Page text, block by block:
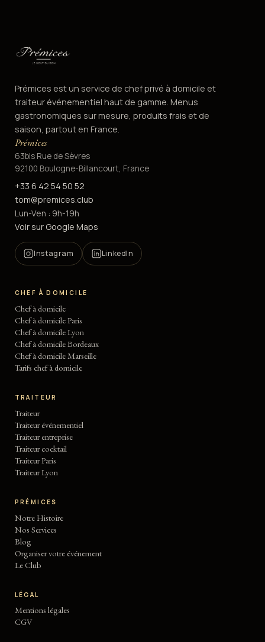
Prémices est un service de chef privé à domicile et
traiteur événementiel haut de gamme. Menus
gastronomiques sur mesure, produits frais et de
saison, partout en France.
Prémices
63bis Rue de Sèvres
92100 Boulogne-Billancourt, France
+33 6 42 54 50 52
tom@premices.club
Lun-Ven : 9h-19h
Voir sur Google Maps
Instagram LinkedIn
CHEF À DOMICILE
Chef à domicile
Chef à domicile Paris
Chef à domicile Lyon
Chef à domicile Bordeaux
Chef à domicile Marseille
Tarifs chef à domicile
TRAITEUR
Traiteur
Traiteur événementiel
Traiteur entreprise
Traiteur cocktail
Traiteur Paris
Traiteur Lyon
PRÉMICES
Notre Histoire
Nos Services
Blog
Organiser votre événement
Le Club
LÉGAL
Mentions légales
CGV